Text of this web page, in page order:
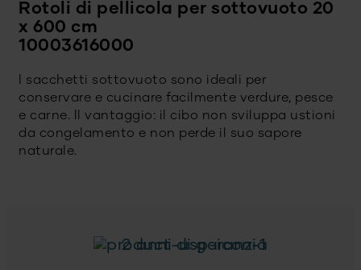
Rotoli di pellicola per sottovuoto 20
x 600 cm
10003616000
I sacchetti sottovuoto sono ideali per
conservare e cucinare facilmente verdure, pesce
e carne. Il vantaggio: il cibo non sviluppa ustioni
da congelamento e non perde il suo sapore
naturale.
2 anni di garanzia